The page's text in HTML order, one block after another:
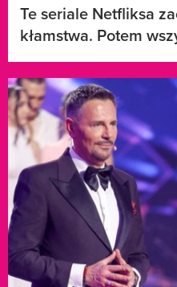
Te seriale Netfliksa
kłamstwa. Potem